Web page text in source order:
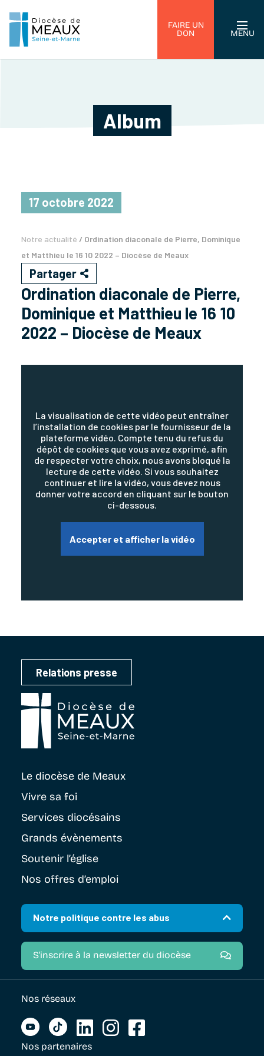
FAIRE UN
DON
MENU
Album
17 octobre 2022
Notre actualité / Ordination diaconale de Pierre, Dominique
et Matthieu le 16 10 2022 – Diocèse de Meaux
Partager
Ordination diaconale de Pierre,
Dominique et Matthieu le 16 10
2022 – Diocèse de Meaux
La visualisation de cette vidéo peut entraîner
l’installation de cookies par le fournisseur de la
plateforme vidéo. Compte tenu du refus du
dépôt de cookies que vous avez exprimé, afin
de respecter votre choix, nous avons bloqué la
lecture de cette vidéo. Si vous souhaitez
continuer et lire la vidéo, vous devez nous
donner votre accord en cliquant sur le bouton
ci-dessous.
Accepter et afficher la vidéo
Relations presse
Le diocèse de Meaux
Vivre sa foi
Services diocésains
Grands évènements
Soutenir l’église
Nos offres d’emploi
Notre politique contre les abus
S'inscrire à la newsletter du diocèse
Nos réseaux
Nos partenaires